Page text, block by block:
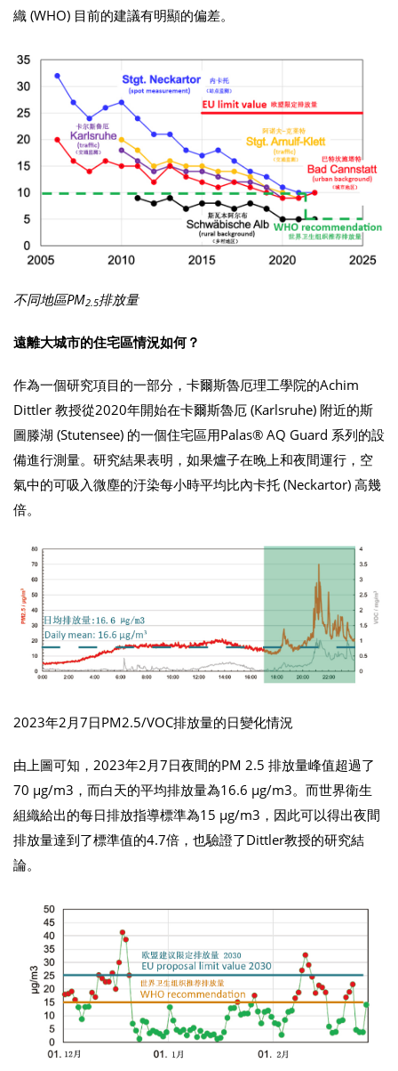
織 (WHO) 目前的建議有明顯的偏差。
不同地區PM2.5排放量
遠離大城市的住宅區情況如何？
作為一個研究項目的一部分，卡爾斯魯厄理工學院的Achim
Dittler 教授從2020年開始在卡爾斯魯厄 (Karlsruhe) 附近的斯
圖滕湖 (Stutensee) 的一個住宅區用Palas® AQ Guard 系列的設
備進行測量。研究結果表明，如果爐子在晚上和夜間運行，空
氣中的可吸入微塵的汙染每小時平均比內卡托 (Neckartor) 高幾
倍。
2023年2月7日PM2.5/VOC排放量的日變化情況
由上圖可知，2023年2月7日夜間的PM 2.5 排放量峰值超過了
70 µg/m3，而白天的平均排放量為16.6 µg/m3。而世界衛生
組織給出的每日排放指導標準為15 µg/m3，因此可以得出夜間
排放量達到了標準值的4.7倍，也驗證了Dittler教授的研究結
論。